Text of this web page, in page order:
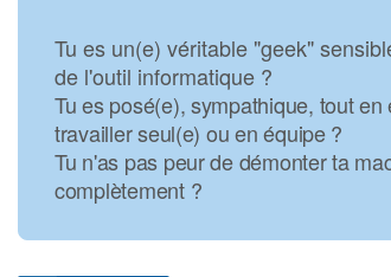
Un dispositif selon votre statut
Nos vidéos
Nos articles
Nos partenaires, notre réseau
Tu es un(e) véritable "geek"
de l'outil informatique ?
Tu es posé(e), sympathique, tout
travailler seul(e) ou en équipe ?
Tu n'as pas peur de démonter ta
complètement ?